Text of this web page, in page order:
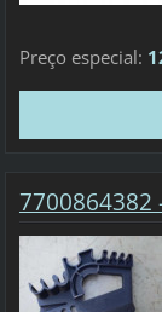
Preço especial:
7700864382